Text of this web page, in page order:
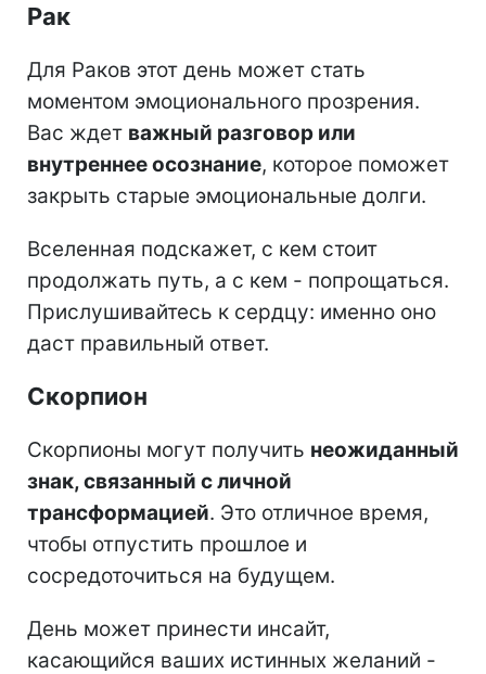
Рак
Для Раков этот день может стать
моментом эмоционального прозрения.
Вас ждет важный разговор или
внутреннее осознание, которое поможет
закрыть старые эмоциональные долги.
Вселенная подскажет, с кем стоит
продолжать путь, а с кем - попрощаться.
Прислушивайтесь к сердцу: именно оно
даст правильный ответ.
Скорпион
Скорпионы могут получить неожиданный
знак, связанный с личной
трансформацией. Это отличное время,
чтобы отпустить прошлое и
сосредоточиться на будущем.
День может принести инсайт,
касающийся ваших истинных желаний -